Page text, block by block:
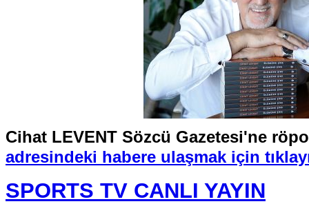
Cihat LEVENT Sözcü Gazetesi'ne
adresindeki habere ulaşmak için
SPORTS TV CANLI YAYIN